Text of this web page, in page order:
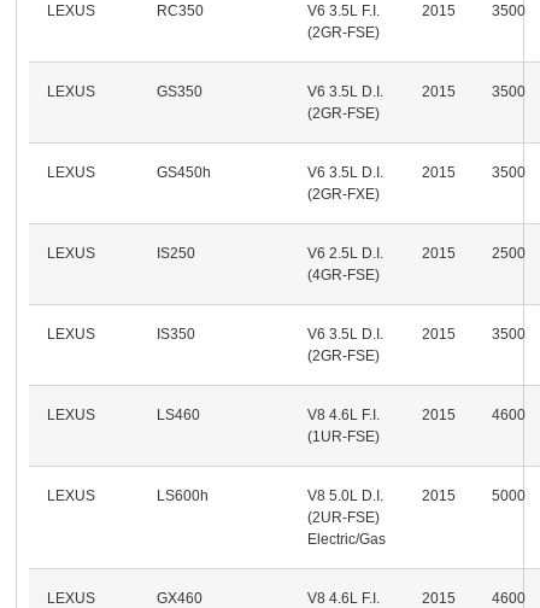
LEXUS RC350
V6 3.5L F.I.
(2GR-FSE)
2015 3500
LEXUS GS350
V6 3.5L D.I.
(2GR-FSE)
2015 3500
LEXUS GS450h
V6 3.5L D.I.
(2GR-FXE)
2015 3500
LEXUS IS250
V6 2.5L D.I.
(4GR-FSE)
2015 2500
LEXUS IS350
V6 3.5L D.I.
(2GR-FSE)
2015 3500
LEXUS LS460
V8 4.6L F.I.
(1UR-FSE)
2015 4600
LEXUS LS600h
V8 5.0L D.I.
(2UR-FSE)
Electric/Gas
2015 5000
LEXUS GX460
V8 4.6L F.I.
2015 4600